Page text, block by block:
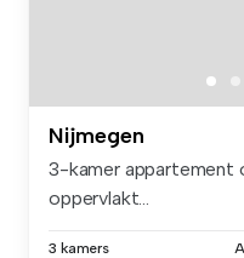
Nijmegen
3-kamer appartement
oppervlakt...
3 kamers